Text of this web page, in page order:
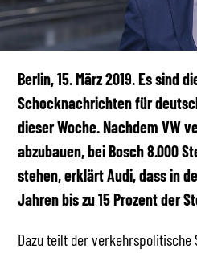
Berlin, 15. März 2019. Es sind
Schocknachrichten für
dieser Woche. Nachdem VW
abzubauen, bei Bosch 8.000
stehen, erklärt Audi, dass in
Jahren bis zu 15 Prozent der
Dazu teilt der verkehrspolitische